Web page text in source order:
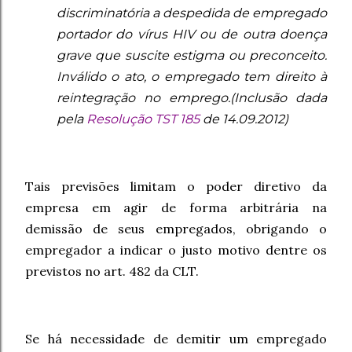
discriminatória a despedida de empregado
portador do vírus HIV ou de outra doença
grave que suscite estigma ou preconceito.
Inválido o ato, o empregado tem direito à
reintegração no emprego.(Inclusão dada
pela Resolução TST 185de 14.09.2012)
Tais previsões limitam o poder diretivo da
empresa em agir de forma arbitrária na
demissão de seus empregados, obrigando o
empregador a indicar o justo motivo dentre os
previstos no art. 482 da CLT.
Se há necessidade de demitir um empregado